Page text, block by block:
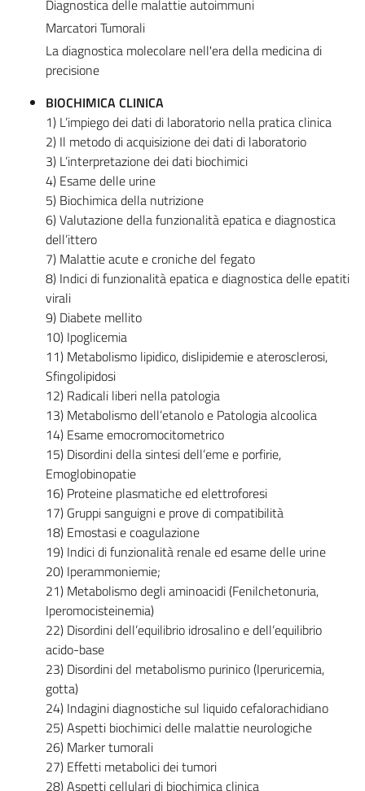
Diagnostica delle malattie autoimmuni
Marcatori Tumorali
La diagnostica molecolare nell'era della medicina di
precisione
BIOCHIMICA CLINICA
1) L’impiego dei dati di laboratorio nella pratica clinica
2) Il metodo di acquisizione dei dati di laboratorio
3) L’interpretazione dei dati biochimici
4) Esame delle urine
5) Biochimica della nutrizione
6) Valutazione della funzionalità epatica e diagnostica
dell’ittero
7) Malattie acute e croniche del fegato
8) Indici di funzionalità epatica e diagnostica delle epatiti
virali
9) Diabete mellito
10) Ipoglicemia
11) Metabolismo lipidico, dislipidemie e aterosclerosi,
Sfingolipidosi
12) Radicali liberi nella patologia
13) Metabolismo dell’etanolo e Patologia alcoolica
14) Esame emocromocitometrico
15) Disordini della sintesi dell’eme e porfirie,
Emoglobinopatie
16) Proteine plasmatiche ed elettroforesi
17) Gruppi sanguigni e prove di compatibilità
18) Emostasi e coagulazione
19) Indici di funzionalità renale ed esame delle urine
20) Iperammoniemie;
21) Metabolismo degli aminoacidi (Fenilchetonuria,
Iperomocisteinemia)
22) Disordini dell’equilibrio idrosalino e dell’equilibrio
acido-base
23) Disordini del metabolismo purinico (Iperuricemia,
gotta)
24) Indagini diagnostiche sul liquido cefalorachidiano
25) Aspetti biochimici delle malattie neurologiche
26) Marker tumorali
27) Effetti metabolici dei tumori
28) Aspetti cellulari di biochimica clinica